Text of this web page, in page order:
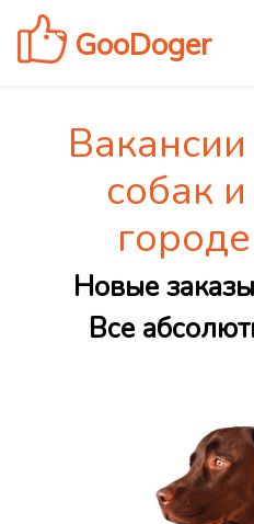
GooDoger
собак
Новые
Все